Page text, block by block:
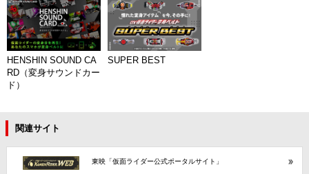
HENSHIN SOUND CA
RD（変身サウンドカー
ド）
SUPER BEST
関連サイト
東映「仮面ライダー公式ポータルサイト」